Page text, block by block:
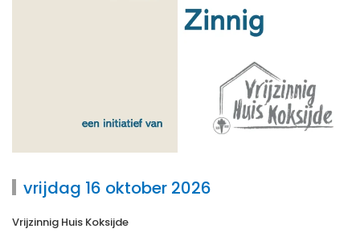
vrijdag 16 oktober 2026
Vrijzinnig Huis Koksijde